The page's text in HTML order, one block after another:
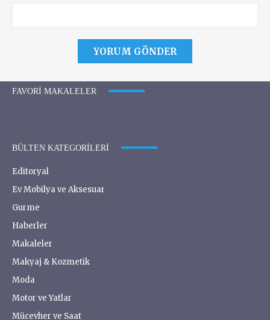
FAVORI MAKALELER
BÜLTEN KATEGORILERI
Editoryal
Ev Mobilya ve Aksesuar
Gurme
Haberler
Makaleler
Makyaj & Kozmetik
Moda
Motor ve Yatlar
Mücevher ve Saat